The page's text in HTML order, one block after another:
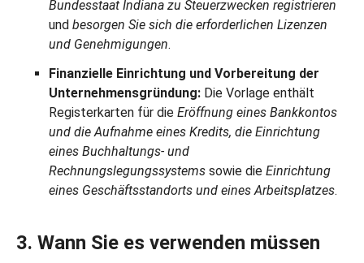
Bundesstaat Indiana zu Steuerzwecken registrieren
und besorgen Sie sich die erforderlichen Lizenzen
und Genehmigungen.
Finanzielle Einrichtung und Vorbereitung der
Unternehmensgründung: Die Vorlage enthält
Registerkarten für die Eröffnung eines Bankkontos
und die Aufnahme eines Kredits, die Einrichtung
eines Buchhaltungs- und
Rechnungslegungssystems sowie die Einrichtung
eines Geschäftsstandorts und eines Arbeitsplatzes.
3. Wann Sie es verwenden müssen